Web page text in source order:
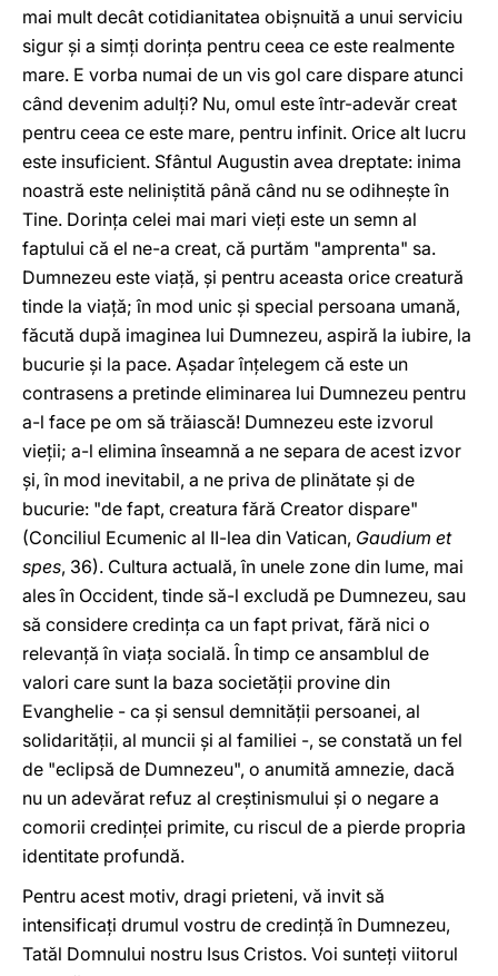
mai mult decât cotidianitatea obişnuită a unui serviciu
sigur şi a simţi dorinţa pentru ceea ce este realmente
mare. E vorba numai de un vis gol care dispare atunci
când devenim adulţi? Nu, omul este într-adevăr creat
pentru ceea ce este mare, pentru infinit. Orice alt lucru
este insuficient. Sfântul Augustin avea dreptate: inima
noastră este neliniştită până când nu se odihneşte în
Tine. Dorinţa celei mai mari vieţi este un semn al
faptului că el ne-a creat, că purtăm "amprenta" sa.
Dumnezeu este viaţă, şi pentru aceasta orice creatură
tinde la viaţă; în mod unic şi special persoana umană,
făcută după imaginea lui Dumnezeu, aspiră la iubire, la
bucurie şi la pace. Aşadar înţelegem că este un
contrasens a pretinde eliminarea lui Dumnezeu pentru
a-l face pe om să trăiască! Dumnezeu este izvorul
vieţii; a-l elimina înseamnă a ne separa de acest izvor
şi, în mod inevitabil, a ne priva de plinătate şi de
bucurie: "de fapt, creatura fără Creator dispare"
(Conciliul Ecumenic al II-lea din Vatican, Gaudium et
spes, 36). Cultura actuală, în unele zone din lume, mai
ales în Occident, tinde să-l excludă pe Dumnezeu, sau
să considere credinţa ca un fapt privat, fără nici o
relevanţă în viaţa socială. În timp ce ansamblul de
valori care sunt la baza societăţii provine din
Evanghelie - ca şi sensul demnităţii persoanei, al
solidarităţii, al muncii şi al familiei -, se constată un fel
de "eclipsă de Dumnezeu", o anumită amnezie, dacă
nu un adevărat refuz al creştinismului şi o negare a
comorii credinţei primite, cu riscul de a pierde propria
identitate profundă.
Pentru acest motiv, dragi prieteni, vă invit să
intensificaţi drumul vostru de credinţă în Dumnezeu,
Tatăl Domnului nostru Isus Cristos. Voi sunteţi viitorul